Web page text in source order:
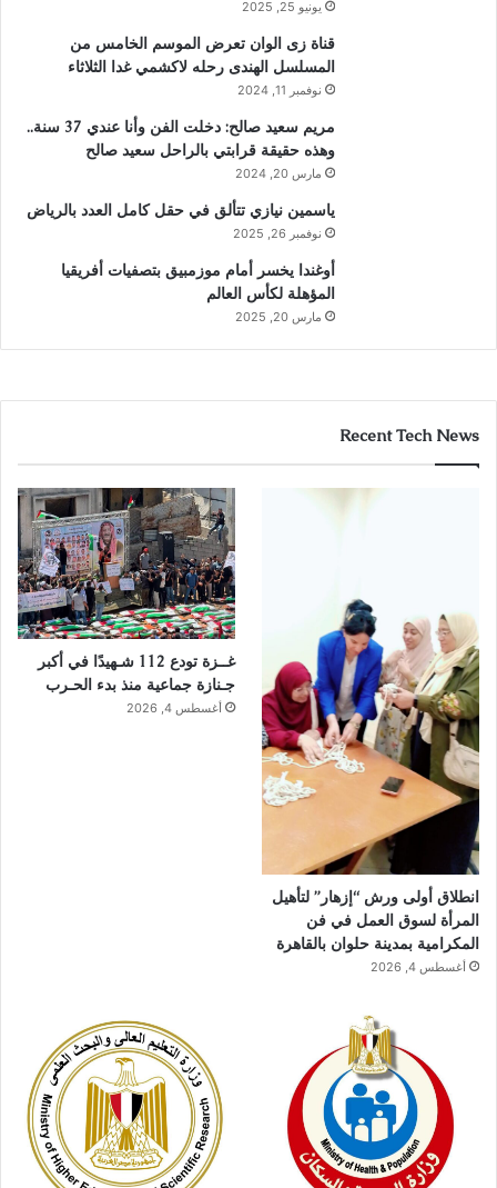
يونيو 25, 2025
قناة زى الوان تعرض الموسم الخامس من
المسلسل الهندى رحله لاكشمي غدا الثلاثاء
نوفمبر 11, 2024
مريم سعيد صالح: دخلت الفن وأنا عندي 37 سنة..
وهذه حقيقة قرابتي بالراحل سعيد صالح
مارس 20, 2024
ياسمين نيازي تتألق في حقل كامل العدد بالرياض
نوفمبر 26, 2025
أوغندا يخسر أمام موزمبيق بتصفيات أفريقيا
المؤهلة لكأس العالم
مارس 20, 2025
Recent Tech News
انطلاق أولى ورش “إزهار” لتأهيل
المرأة لسوق العمل في فن
المكرامية بمدينة حلوان بالقاهرة
أغسطس 4, 2026
غــزة تودع 112 شـهيدًا في أكبر
جـنازة جماعية منذ بدء الحـرب
أغسطس 4, 2026